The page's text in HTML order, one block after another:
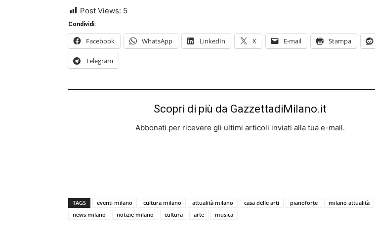
Post Views: 5
Condividi:
Facebook WhatsApp LinkedIn X E-mail Stampa
Telegram
Scopri di più da GazzettadiMilano.it
Abbonati per ricevere gli ultimi articoli inviati alla tua e-mail.
TAGS eventi milano cultura milano attualità milano casa delle arti pianoforte milano attualità
news milano
notizie milano cultura arte musica